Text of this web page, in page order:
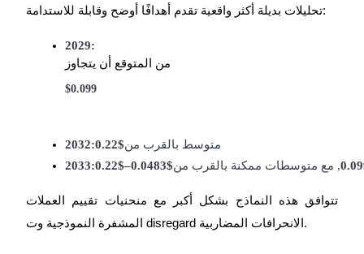
تحليلات بديلة أكثر واقعية تقدم أهدافًا أوضح وقابلة للاستدامة:
2029:
من المتوقع أن يتجاوز
$0.099
2032: متوسط بالقرب من$0.22
2033:
, مع متوسطات ممكنة بالقرب من$0.0483–$0.22
تتوافق هذه النماذج بشكل أكبر مع منحنيات تقييم العملات
المشفرة النموذجية وت disregard الانحرافات المضاربية.